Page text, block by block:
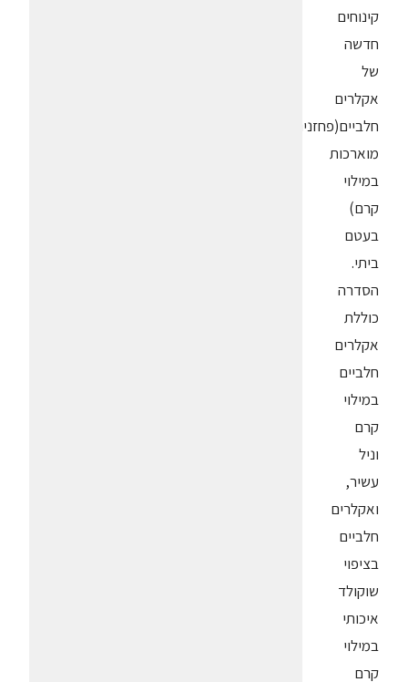
קינוחים
חדשה
של
אקלרים
חלביים(פחזניות
מוארכות
במילוי
קרם)
בעטם
ביתי.
הסדרה
כוללת
אקלרים
חלביים
במילוי
קרם
וניל
עשיר,
ואקלרים
חלביים
בציפוי
שוקולד
איכותי
במילוי
קרם